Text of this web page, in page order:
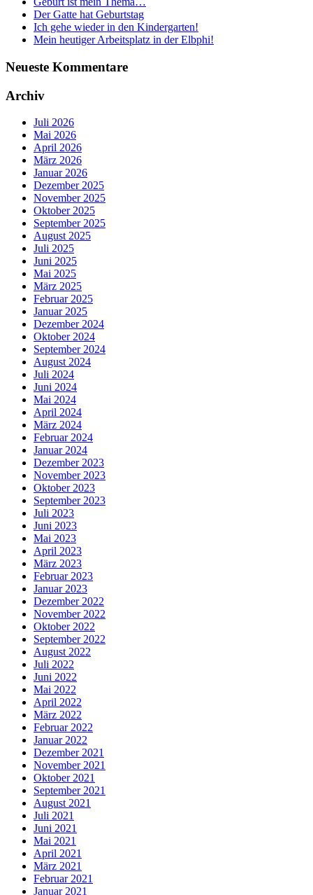
Der Gatte hat Geburtstag
Ich gehe wieder in den Kindergarten!
Mein heutiger Arbeitsplatz in der Elbphi!
Neueste Kommentare
Archiv
Juli 2026
Mai 2026
April 2026
März 2026
Januar 2026
Dezember 2025
November 2025
Oktober 2025
September 2025
August 2025
Juli 2025
Juni 2025
Mai 2025
März 2025
Februar 2025
Januar 2025
Dezember 2024
Oktober 2024
September 2024
August 2024
Juli 2024
Juni 2024
Mai 2024
April 2024
März 2024
Februar 2024
Januar 2024
Dezember 2023
November 2023
Oktober 2023
September 2023
Juli 2023
Juni 2023
Mai 2023
April 2023
März 2023
Februar 2023
Januar 2023
Dezember 2022
November 2022
Oktober 2022
September 2022
August 2022
Juli 2022
Juni 2022
Mai 2022
April 2022
März 2022
Februar 2022
Januar 2022
Dezember 2021
November 2021
Oktober 2021
September 2021
August 2021
Juli 2021
Juni 2021
Mai 2021
April 2021
März 2021
Februar 2021
Januar 2021